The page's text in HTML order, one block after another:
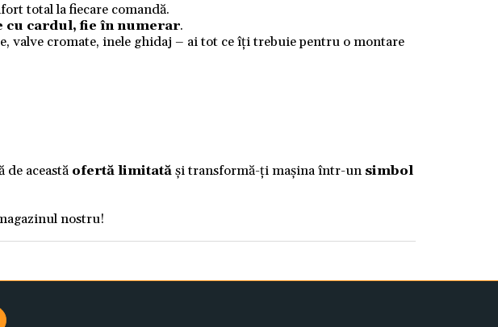
total la fiecare comandă.
cu cardul, fie în numerar.
valve cromate, inele ghidaj – ai tot ce îți trebuie pentru o montare
de această ofertă limitatăși transformă-ți mașina într-un simbol
nostru!